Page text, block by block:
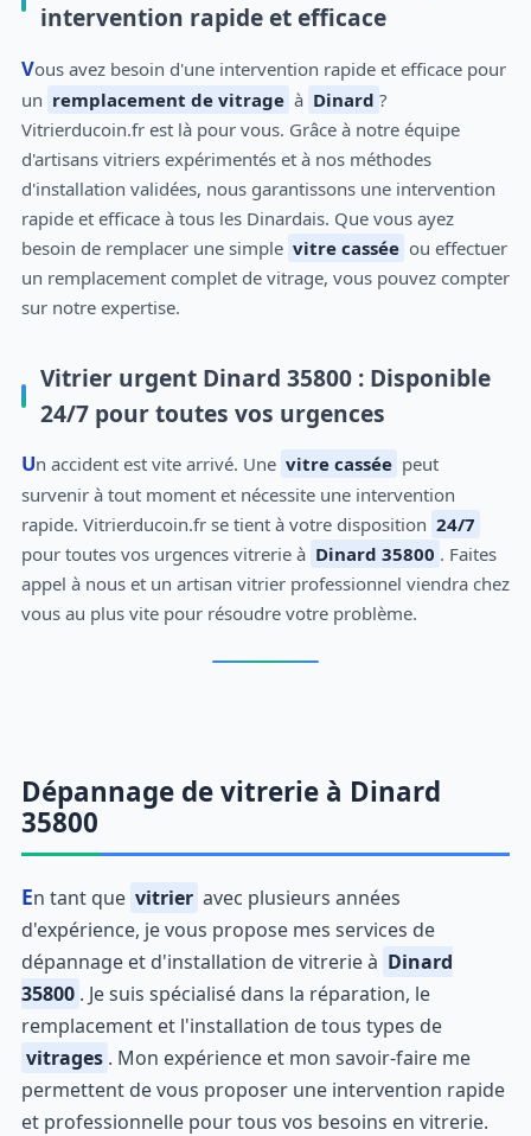
intervention rapide et efficace
Vous avez besoin d'une intervention rapide et efficace pour
un remplacement de vitrage à Dinard ?
Vitrierducoin.fr est là pour vous. Grâce à notre équipe
d'artisans vitriers expérimentés et à nos méthodes
d'installation validées, nous garantissons une intervention
rapide et efficace à tous les Dinardais. Que vous ayez
besoin de remplacer une simple vitre cassée ou effectuer
un remplacement complet de vitrage, vous pouvez compter
sur notre expertise.
Vitrier urgent Dinard 35800 : Disponible
24/7 pour toutes vos urgences
Un accident est vite arrivé. Une vitre cassée peut
survenir à tout moment et nécessite une intervention
rapide. Vitrierducoin.fr se tient à votre disposition 24/7
pour toutes vos urgences vitrerie à Dinard 35800 . Faites
appel à nous et un artisan vitrier professionnel viendra chez
vous au plus vite pour résoudre votre problème.
Dépannage de vitrerie à Dinard
35800
En tant que vitrier avec plusieurs années
d'expérience, je vous propose mes services de
dépannage et d'installation de vitrerie à Dinard
35800 . Je suis spécialisé dans la réparation, le
remplacement et l'installation de tous types de
vitrages . Mon expérience et mon savoir-faire me
permettent de vous proposer une intervention rapide
et professionnelle pour tous vos besoins en vitrerie.